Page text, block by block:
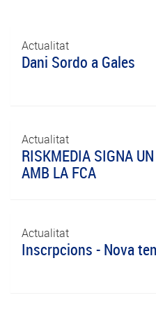
Actualitat
Dani Sordo a Gales
Actualitat
RISKMEDIA SIGNA
AMB LA FCA
Actualitat
Inscrpcions - Nova